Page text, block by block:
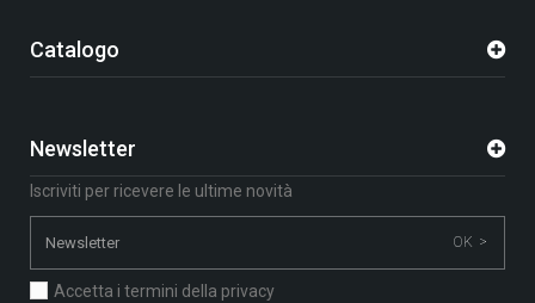
Catalogo
Newsletter
Iscriviti per ricevere le ultime novità
OK >
Accetta i termini della privacy